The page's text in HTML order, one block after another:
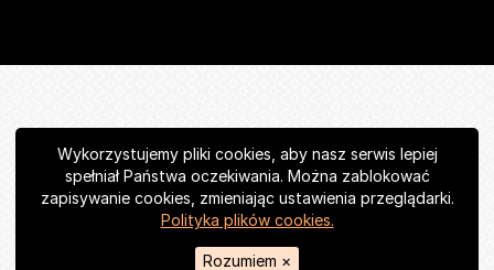
Wykorzystujemy pliki cookies, aby nasz serwis lepiej
spełniał Państwa oczekiwania. Można zablokować
zapisywanie cookies, zmieniając ustawienia przeglądarki.
Polityka plików cookies.
Rozumiem ×